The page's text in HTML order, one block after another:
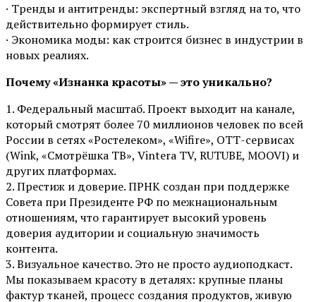
· Тренды и антитренды: экспертный взгляд на то, что
действительно формирует стиль.
· Экономика моды: как строится бизнес в индустрии в
новых реалиях.
Почему «Изнанка красоты» — это уникально?
1. Федеральный масштаб. Проект выходит на канале,
который смотрят более 70 миллионов человек по всей
России в сетях «Ростелеком», «Wifire», ОТТ-сервисах
(Wink, «Смотрёшка ТВ», Vintera TV, RUTUBE, MOOVI) и
других платформах.
2. Престиж и доверие. ПРНК создан при поддержке
Совета при Президенте РФ по межнациональным
отношениям, что гарантирует высокий уровень
доверия аудитории и социальную значимость
контента.
3. Визуальное качество. Это не просто аудиоподкаст.
Мы показываем красоту в деталях: крупные планы
фактур тканей, процесс создания продуктов, живую